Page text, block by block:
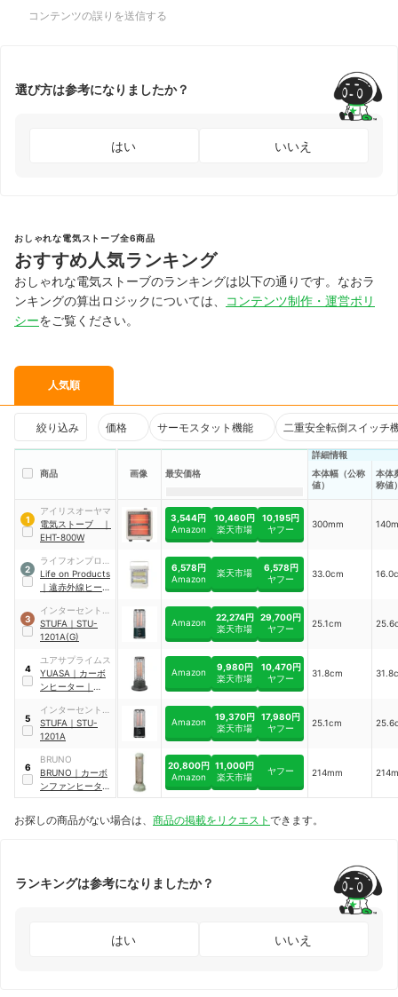
コンテンツの誤りを送信する
選び方は参考になりましたか？
はい いいえ
おしゃれな電気ストーブ全6商品
おすすめ人気ランキング
おしゃれな電気ストーブのランキングは以下の通りです。なおラ
ンキングの算出ロジックについては、
コンテンツ制作・運営ポリ
シーをご覧ください。
人気順
絞り込み 価格 サーモスタット機能 二重安全転倒スイッチ
商品 画像 最安価格
詳細情報
本体幅（公称
値）
本体
称値
1
アイリスオーヤマ
電気ストーブ
｜
EHT-800W
3,544円
Amazon
10,460円
楽天市場
10,195円
ヤフー
300mm
2
ライフオンプロダ
クツ
Life on Products
｜ 遠赤外線ヒータ
6,578円
Amazon
楽天市場
6,578円
ヤフー
33.0cm
3
インターセントラ
ル
STUFA ｜ STU-
1201A(G)
Amazon
22,274円
楽天市場
29,700円
ヤフー
25.1cm
4
ユアサプライムス
YUASA ｜ カーボ
ンヒーター ｜
Amazon
9,980円
楽天市場
10,470円
ヤフー
31.8cm
5
インターセントラ
ル
STUFA ｜ STU-
1201A
Amazon
19,370円
楽天市場
17,980円
ヤフー
25.1cm
6
BRUNO
BRUNO ｜ カーボ
ンファンヒーター
NostalStovewide
20,800円
Amazon
11,000円
楽天市場
ヤフー 214mm
お探しの商品がない場合は、 商品の掲載をリクエスト できます。
ランキングは参考になりましたか？
はい いいえ